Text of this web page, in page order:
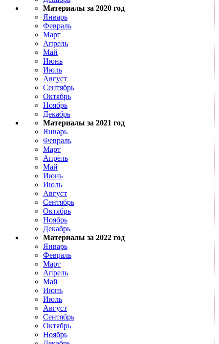
Материалы за 2020 год
Январь
Февраль
Март
Апрель
Май
Июнь
Июль
Август
Сентябрь
Октябрь
Ноябрь
Декабрь
Материалы за 2021 год
Январь
Февраль
Март
Апрель
Май
Июнь
Июль
Август
Сентябрь
Октябрь
Ноябрь
Декабрь
Материалы за 2022 год
Январь
Февраль
Март
Апрель
Май
Июнь
Июль
Август
Сентябрь
Октябрь
Ноябрь